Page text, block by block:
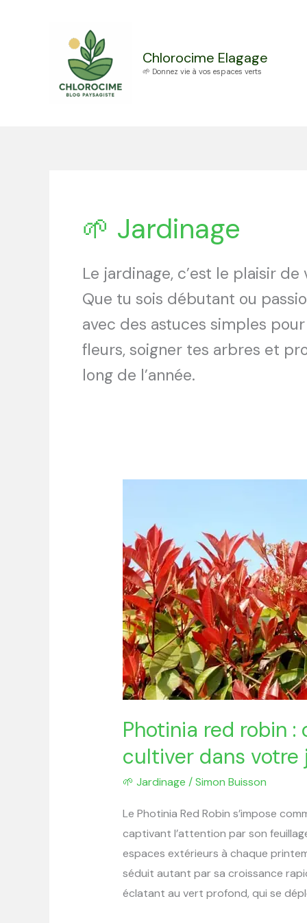
Chlorocime Elagage
🌱 Donnez vie à vos espaces verts
🌱 Jardinage
Le jardinage, c’est le plaisir
Que tu sois débutant ou
avec des astuces simples
fleurs, soigner tes arbres et
long de l’année.
Photinia red robin
cultiver dans votre
🌱 Jardinage /Simon Buisson
Le Photinia Red Robin s’impose
captivant l’attention par son
espaces extérieurs à chaque
séduit autant par sa croissance
éclatant au vert profond, qui se
robin :
conseils
pour
bien
le
cultiver
dans
votre
jardin